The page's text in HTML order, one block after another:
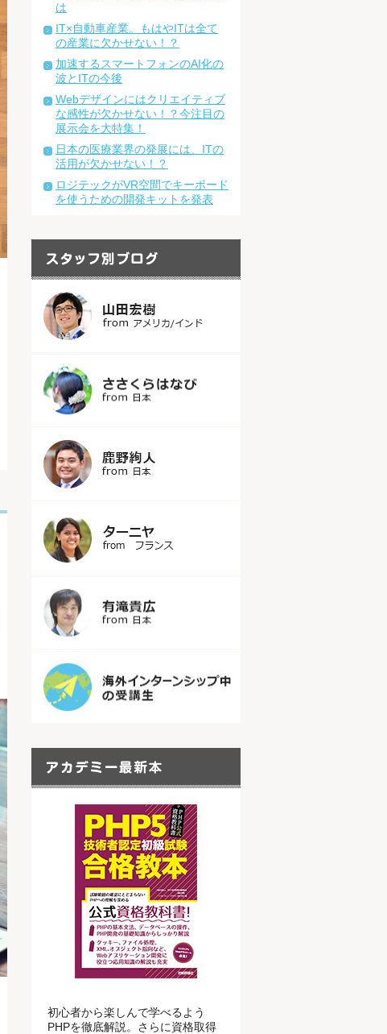
は
IT×自動車産業。もはやITは全て
の産業に欠かせない！？
加速するスマートフォンのAI化の
波とITの今後
Webデザインにはクリエイティブ
な感性が欠かせない！？今注目の
展示会を大特集！
日本の医療業界の発展には、ITの
活用が欠かせない！？
ロジテックがVR空間でキーボード
を使うための開発キットを発表
初心者から楽しんで学べるよう
PHPを徹底解説。さらに資格取得